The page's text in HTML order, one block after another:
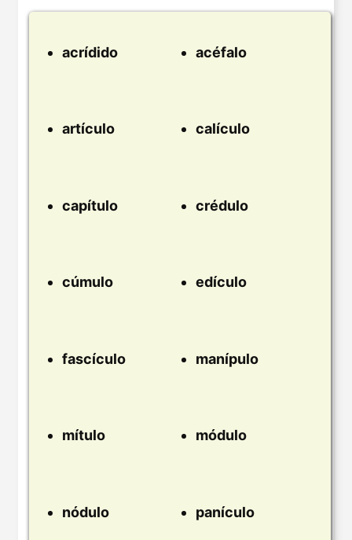
acrídido acéfalo
artículo calículo
capítulo crédulo
cúmulo edículo
fascículo manípulo
mítulo módulo
nódulo panículo